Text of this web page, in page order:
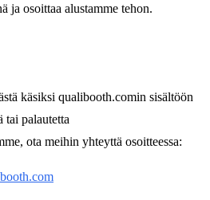
ja osoittaa alustamme tehon.
käsiksi qualibooth.comin sisältöön
tai palautetta
ota meihin yhteyttä osoitteessa: